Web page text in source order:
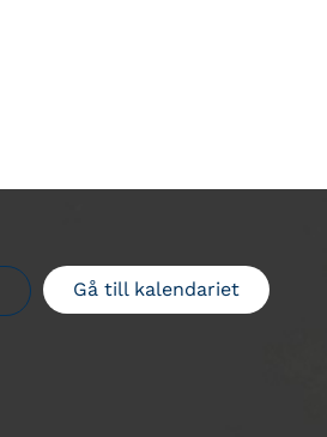
Gå till kalendariet